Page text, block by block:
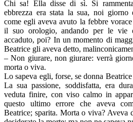
Chi sa! Ella disse di sì. Si
ebbrezza era stata la sua, noi giorno
come egli aveva avuto la febbre
il suo orologio, andando per le
accaduto, poi? In un momento di
Beatrice gli aveva detto,
– Non giurare, non giurare: verrà
morta o viva.
Lo sapeva egli, forse, se donna
La sua passione, soddisfatta, era
veduta finire, con viso calmo in
questo ultimo errore che aveva
Beatrice; sparita. Morta o viva? Aveva